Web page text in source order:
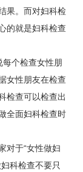
果。而对妇科检
的就是妇科检查
每个检查女性朋
女性朋友在检查
检查可以检查出
全面妇科检查时
对于“女性做妇
科检查不要只